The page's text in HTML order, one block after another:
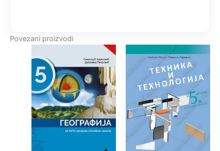
Povezani proizvodi